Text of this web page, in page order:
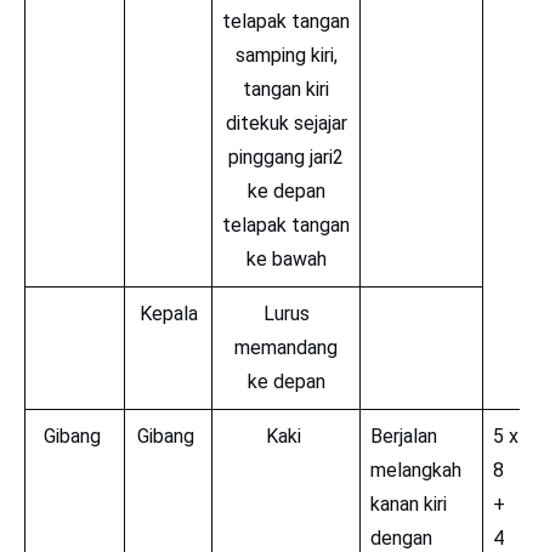
telapak tangan
samping kiri,
tangan kiri
ditekuk sejajar
pinggang jari2
ke depan
telapak tangan
ke bawah
Kepala
Lurus
memandang
ke depan
Gibang Gibang Kaki
Berjalan
melangkah
kanan kiri
dengan
5 x
8
+
4